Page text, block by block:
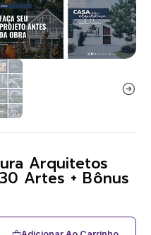
Arquitetos
Artes + Bônus